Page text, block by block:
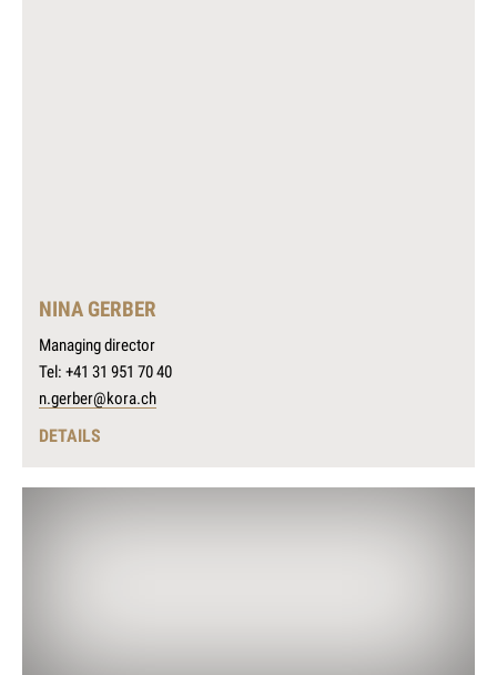
NINA GERBER
Managing director
Tel: +41 31 951 70 40
n.gerber@kora.ch
DETAILS